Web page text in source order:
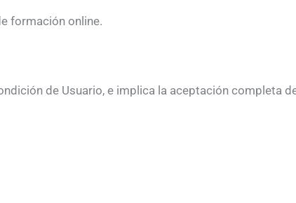
formación online.
de Usuario, e implica la aceptación completa